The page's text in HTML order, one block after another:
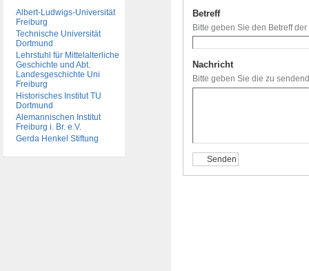
Albert-Ludwigs-Universität
Freiburg
Technische Universität
Dortmund
Lehrstuhl für Mittelalterliche
Geschichte und Abt.
Landesgeschichte Uni
Freiburg
Historisches Institut TU
Dortmund
Alemannischen Institut
Freiburg i. Br. e.V.
Gerda Henkel Stiftung
Betreff
Bitte geben Sie den Betreff
Nachricht
Bitte geben Sie die zu